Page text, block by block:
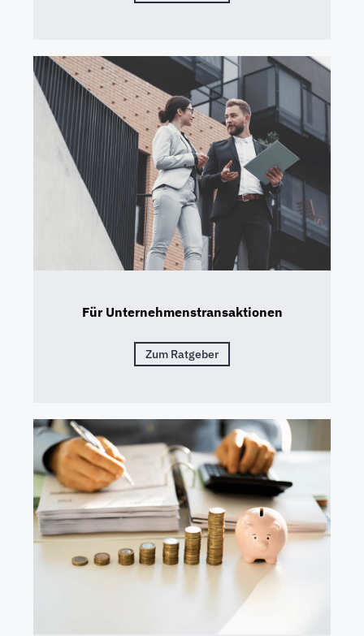
Für Unternehmenstransaktionen
Zum Ratgeber